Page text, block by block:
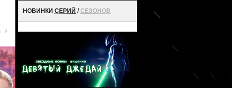
НОВИНКИ СЕРИЙ /СЕЗОНОВ